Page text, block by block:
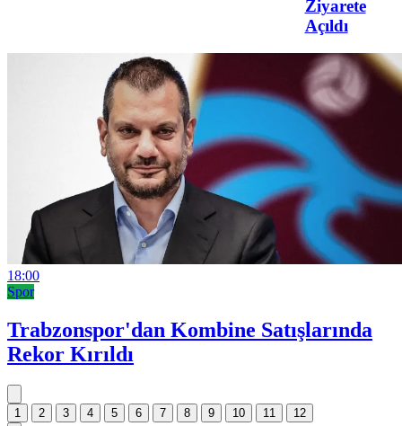
Ziyarete
Açıldı
18:00
Spor
Trabzonspor'dan Kombine Satışlarında
Rekor Kırıldı
1 2 3 4 5 6 7 8 9 10 11 12